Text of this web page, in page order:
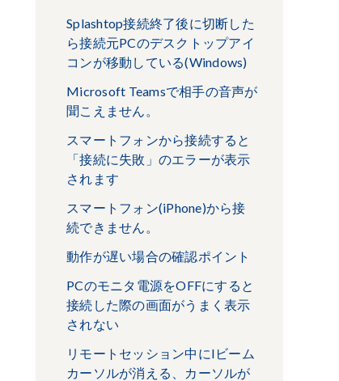
Splashtop接続終了後に切断した
ら接続元PCのデスクトップアイ
コンが移動している(Windows)
Microsoft Teamsで相手の音声が
聞こえません。
スマートフォンから接続すると
「接続に失敗」のエラーが表示
されます
スマートフォン(iPhone)から接
続できません。
動作が遅い場合の確認ポイント
PCのモニタ電源をOFFにすると
接続した際の画面がうまく表示
されない
リモートセッション中にIビーム
カーソルが消える、カーソルが